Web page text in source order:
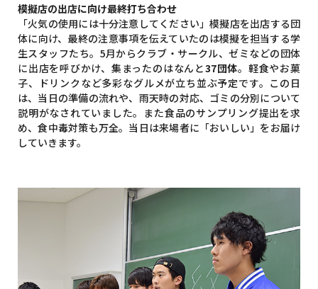
模擬店の出店に向け最終打ち合わせ
「火気の使用には十分注意してください」模擬店を出店する団
体に向け、最終の注意事項を伝えていたのは模擬を担当する学
生スタッフたち。5月からクラブ・サークル、ゼミなどの団体
に出店を呼びかけ、集まったのはなんと37団体。軽食やお菓
子、ドリンクなど多彩なグルメが立ち並ぶ予定です。この日
は、当日の準備の流れや、雨天時の対応、ゴミの分別について
説明がなされていました。また食品のサンプリング提出を求
め、食中毒対策も万全。当日は来場者に「おいしい」をお届け
していきます。